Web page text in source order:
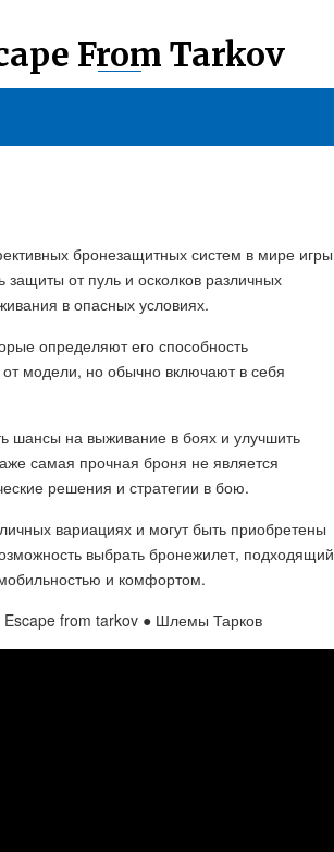
From Tarkov
бронезащитных систем в мире игры
от пуль и осколков различных
в опасных условиях.
определяют его способность
от модели, но обычно включают в себя
шансы на выживание в боях и улучшить
самая прочная броня не является
решения и стратегии в бою.
вариациях и могут быть приобретены
выбрать бронежилет, подходящий
и комфортом.
from tarkov ● Шлемы Тарков